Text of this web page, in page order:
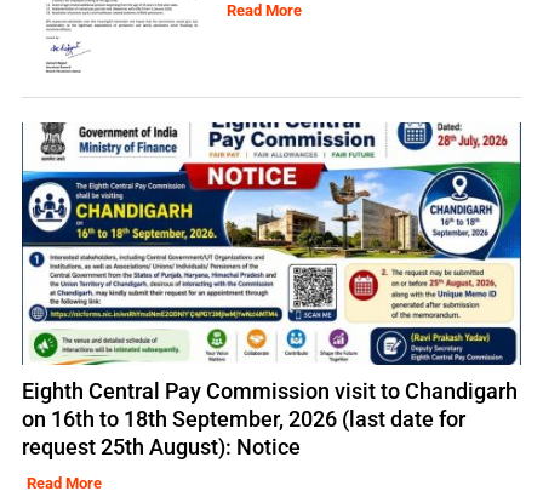
Read More
Eighth Central Pay Commission visit to Chandigarh
on 16th to 18th September, 2026 (last date for
request 25th August): Notice
Read More